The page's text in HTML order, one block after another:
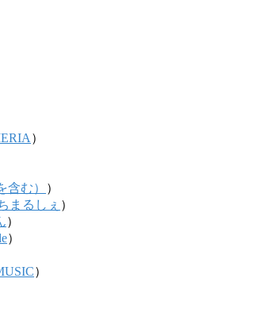
）
含む）
）
まるしぇ ）
）
）
）